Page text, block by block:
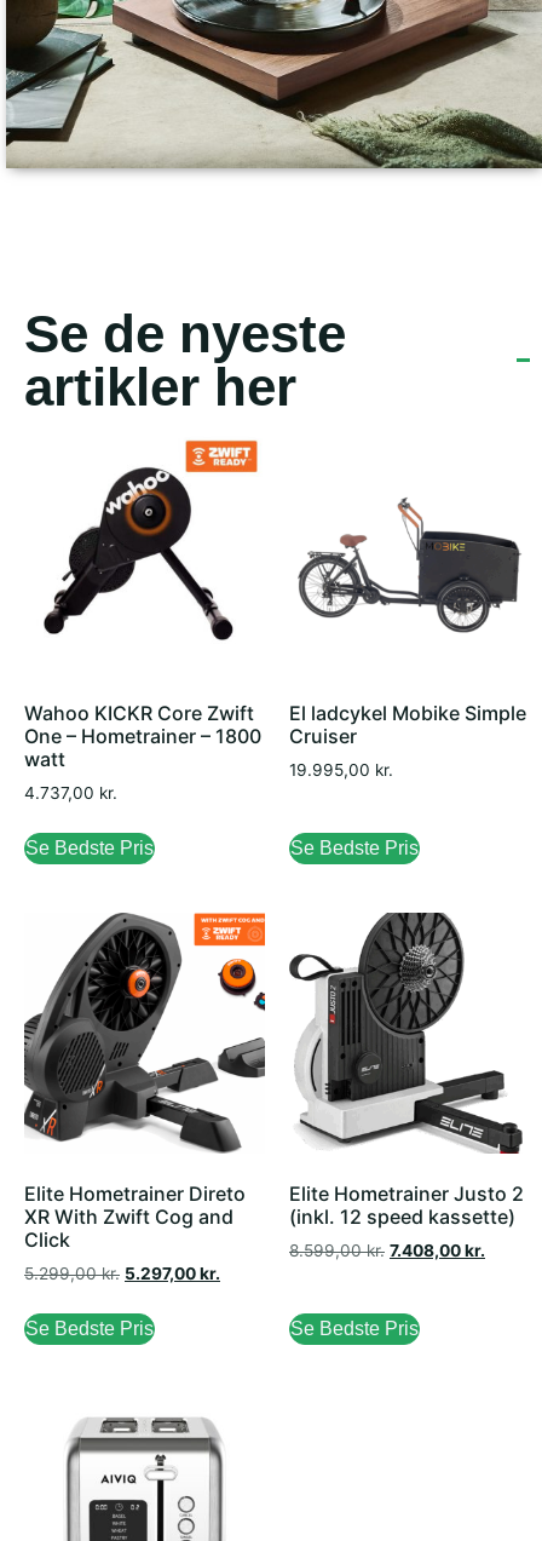
Se de nyeste
artikler her
Wahoo KICKR Core Zwift
One – Hometrainer – 1800
watt
4.737,00 kr.
Se Bedste Pris
El ladcykel Mobike Simple
Cruiser
19.995,00 kr.
Se Bedste Pris
Elite Hometrainer Direto
XR With Zwift Cog and
Click
5.299,00kr. 5.297,00kr.
Se Bedste Pris
Elite Hometrainer Justo 2
(inkl. 12 speed kassette)
8.599,00kr. 7.408,00kr.
Se Bedste Pris